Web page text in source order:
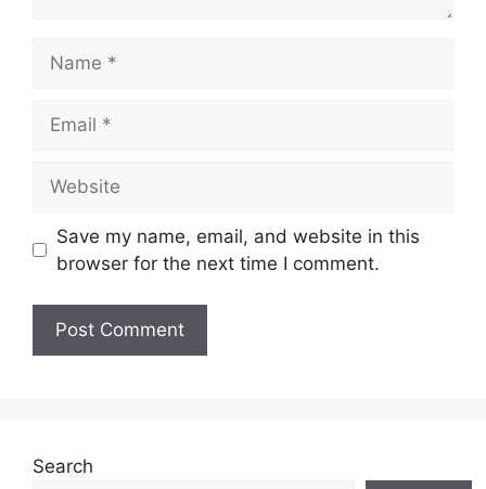
Save my name, email, and website in this
browser for the next time I comment.
Search